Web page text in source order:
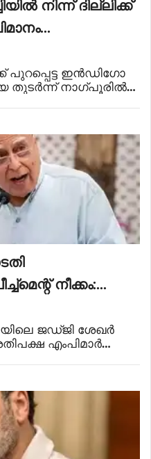
നിന്ന് ദില്ലിക്ക്
ഇറക്കി
പുറപ്പെട്ട ഇൻഡിഗോ
തുടർന്ന് നാഗ്പൂരിൽ
നീക്കം:
സിബൽ
ജഡ്ജി ശേഖർ
എംപിമാർ
എംപിയുമായ